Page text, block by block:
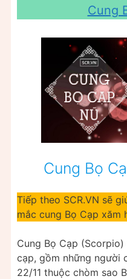
Cung
Cung Bọ
Tiếp theo SCR.VN sẽ
mắc cung Bọ Cạp xăm
Cung Bọ Cạp
cạp, gồm những người
22/11 thuộc chòm sao